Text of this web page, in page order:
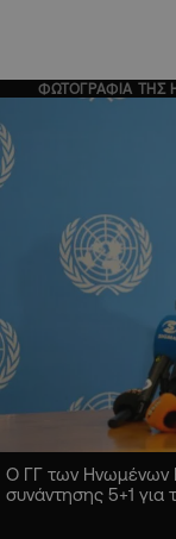
ΦΩΤΟΓΡΑΦΙΑ ΤΗΣ
Ο ΓΓ των Ηνωμένων
συνάντησης 5+1 για